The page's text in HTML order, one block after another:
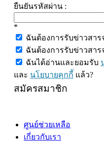
ยืนยันรหัสผ่าน :
*
ฉันต้องการรับข่าวสาร
ฉันต้องการรับข่าวสาร
ฉันได้อ่านและยอมรับ
และ นโยบายคุกกี้ แล้ว?
สมัครสมาชิก
ศูนย์ช่วยเหลือ
เกี่ยวกับเรา